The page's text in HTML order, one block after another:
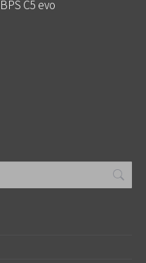
BPS C5 evo